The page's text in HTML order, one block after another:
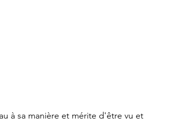
à sa manière et mérite d'être vu et